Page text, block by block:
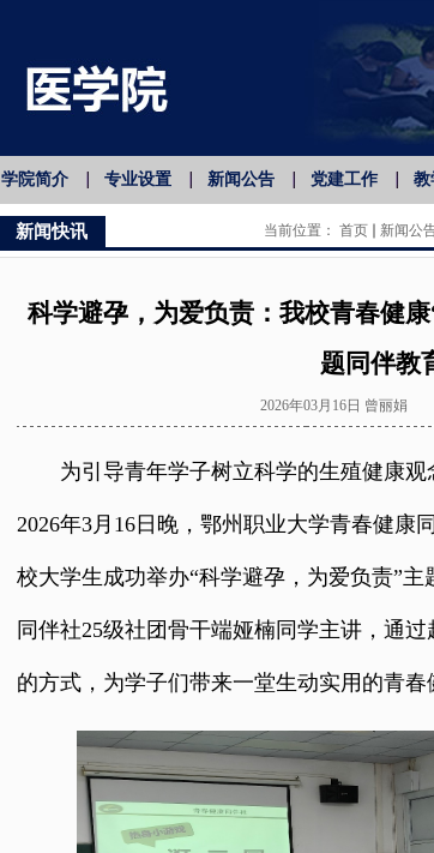
学院简介 专业设置 新闻公告 党建工作 教
新闻快讯 当前位置： 首页 新闻公
科学避孕，为爱负责：我校青春健
题同伴教
2026年03月16日 曾丽娟
为引导青年学子树立科学的生殖健康
2026年3月16日晚，鄂州职业大学青春健康
校大学生成功举办“科学避孕，为爱负责”
同伴社25级社团骨干端娅楠同学主讲，通
的方式，为学子们带来一堂生动实用的青春